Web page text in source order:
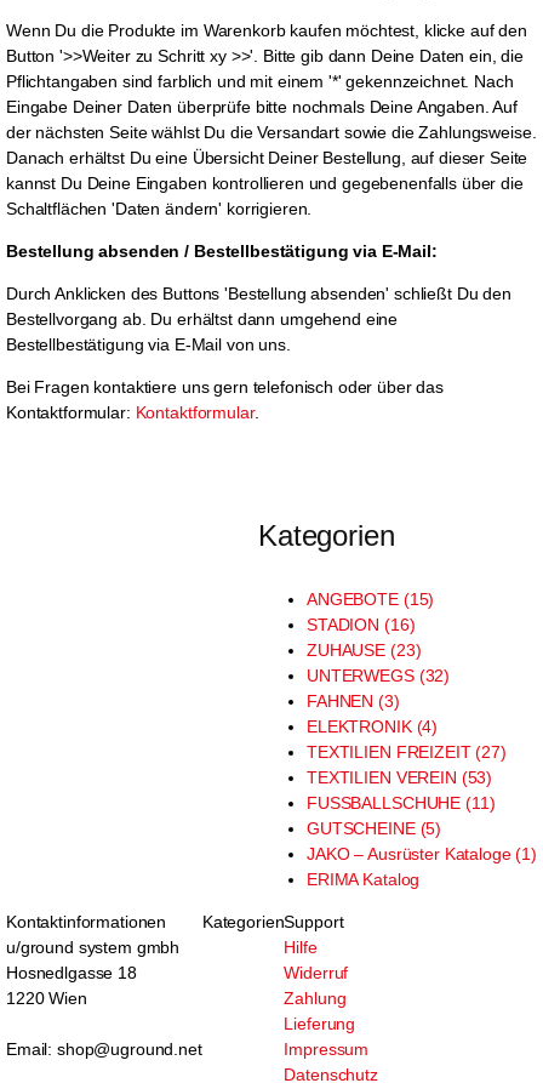
Wenn Du die Produkte im Warenkorb kaufen möchtest, klicke auf den
Button '>>Weiter zu Schritt xy >>'. Bitte gib dann Deine Daten ein, die
Pflichtangaben sind farblich und mit einem '*' gekennzeichnet. Nach
Eingabe Deiner Daten überprüfe bitte nochmals Deine Angaben. Auf
der nächsten Seite wählst Du die Versandart sowie die Zahlungsweise.
Danach erhältst Du eine Übersicht Deiner Bestellung, auf dieser Seite
kannst Du Deine Eingaben kontrollieren und gegebenenfalls über die
Schaltflächen 'Daten ändern' korrigieren.
Bestellung absenden / Bestellbestätigung via E-Mail:
Durch Anklicken des Buttons 'Bestellung absenden' schließt Du den
Bestellvorgang ab. Du erhältst dann umgehend eine
Bestellbestätigung via E-Mail von uns.
Bei Fragen kontaktiere uns gern telefonisch oder über das
Kontaktformular: Kontaktformular.
Kategorien
ANGEBOTE (15)
STADION (16)
ZUHAUSE (23)
UNTERWEGS (32)
FAHNEN (3)
ELEKTRONIK (4)
TEXTILIEN FREIZEIT (27)
TEXTILIEN VEREIN (53)
FUSSBALLSCHUHE (11)
GUTSCHEINE (5)
JAKO – Ausrüster Kataloge (1)
ERIMA Katalog
Kontaktinformationen
u/ground system gmbh
Hosnedlgasse 18
1220 Wien
Email: shop@uground.net
KategorienSupport
Hilfe
Widerruf
Zahlung
Lieferung
Impressum
Datenschutz